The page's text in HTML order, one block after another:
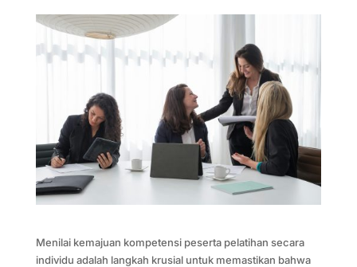
Menilai kemajuan kompetensi peserta pelatihan secara
individu adalah langkah krusial untuk memastikan bahwa